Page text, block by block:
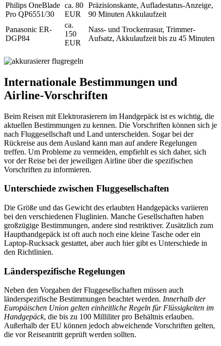
Philips OneBlade
Pro QP6551/30
ca. 80
EUR
Präzisionskante, Aufladestatus-Anzeige,
90 Minuten Akkulaufzeit
Panasonic ER-
DGP84
ca.
150
EUR
Nass- und Trockenrasur, Trimmer-
Aufsatz, Akkulaufzeit bis zu 45 Minuten
Internationale Bestimmungen und
Airline-Vorschriften
Beim Reisen mit Elektrorasierern im Handgepäck ist es wichtig, die
aktuellen Bestimmungen zu kennen. Die Vorschriften können sich je
nach Fluggesellschaft und Land unterscheiden. Sogar bei der
Rückreise aus dem Ausland kann man auf andere Regelungen
treffen. Um Probleme zu vermeiden, empfiehlt es sich daher, sich
vor der Reise bei der jeweiligen Airline über die spezifischen
Vorschriften zu informieren.
Unterschiede zwischen Fluggesellschaften
Die Größe und das Gewicht des erlaubten Handgepäcks variieren
bei den verschiedenen Fluglinien. Manche Gesellschaften haben
großzügige Bestimmungen, andere sind restriktiver. Zusätzlich zum
Haupthandgepäck ist oft auch noch eine kleine Tasche oder ein
Laptop-Rucksack gestattet, aber auch hier gibt es Unterschiede in
den Richtlinien.
Länderspezifische Regelungen
Neben den Vorgaben der Fluggesellschaften müssen auch
länderspezifische Bestimmungen beachtet werden. Innerhalb der
Europäischen Union gelten einheitliche Regeln für Flüssigkeiten im
Handgepäck, die bis zu 100 Milliliter pro Behältnis erlauben.
Außerhalb der EU können jedoch abweichende Vorschriften gelten,
die vor Reiseantritt geprüft werden sollten.